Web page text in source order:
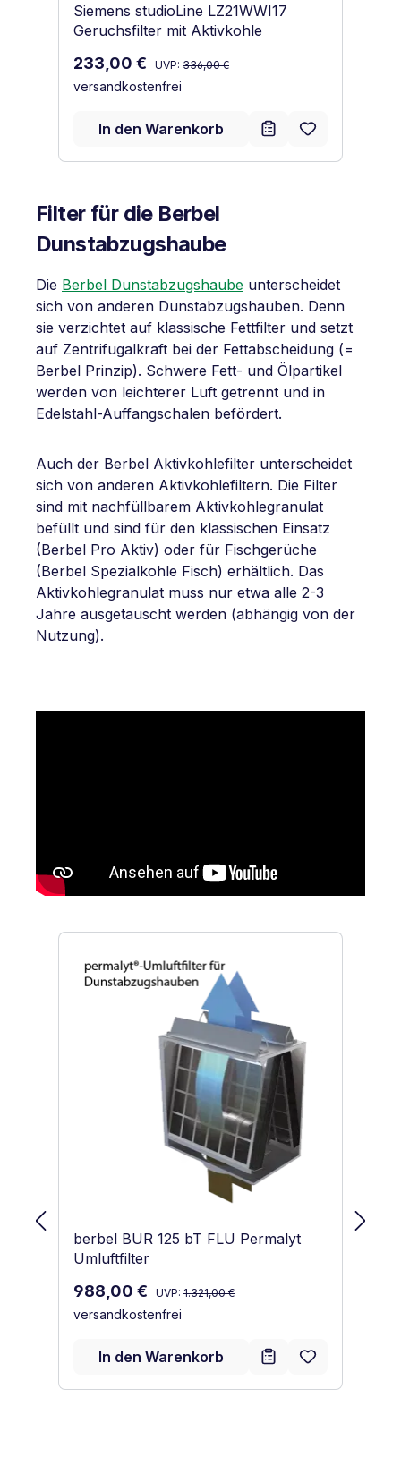
Siemens studioLine LZ21WWI17
Geruchsfilter mit Aktivkohle
Verkaufspreis:
233,00 € Regulärer Preis:
UVP: 336,00 €
versandkostenfrei
In den Warenkorb
Filter für die Berbel
Dunstabzugshaube
Die Berbel Dunstabzugshaube unterscheidet
sich von anderen Dunstabzugshauben. Denn
sie verzichtet auf klassische Fettfilter und setzt
auf Zentrifugalkraft bei der Fettabscheidung (=
Berbel Prinzip). Schwere Fett- und Ölpartikel
werden von leichterer Luft getrennt und in
Edelstahl-Auffangschalen befördert.
Auch der Berbel Aktivkohlefilter unterscheidet
sich von anderen Aktivkohlefiltern. Die Filter
sind mit nachfüllbarem Aktivkohlegranulat
befüllt und sind für den klassischen Einsatz
(Berbel Pro Aktiv) oder für Fischgerüche
(Berbel Spezialkohle Fisch) erhältlich. Das
Aktivkohlegranulat muss nur etwa alle 2-3
Jahre ausgetauscht werden (abhängig von der
Nutzung).
Produktgalerie überspringen
berbel BUR 125 bT FLU Permalyt
Umluftfilter
Verkaufspreis:
988,00 € Regulärer Preis:
UVP: 1.321,00 €
versandkostenfrei
In den Warenkorb